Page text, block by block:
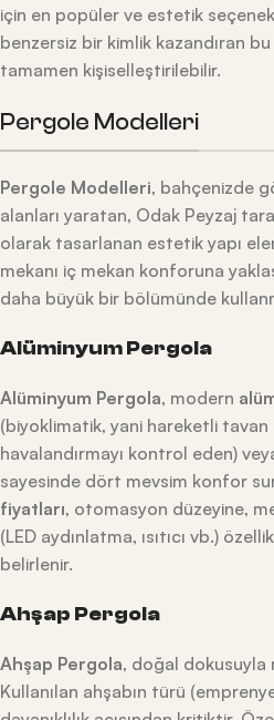
için en popüler ve estetik
benzersiz bir kimlik kazandıran
tamamen kişiselleştirilebilir.
Pergole Modelleri
Pergole Modelleri, bahçenizde
alanları yaratan, Odak Peyzaj
olarak tasarlanan estetik yapı
mekanı iç mekan konforuna
daha büyük bir bölümünde
Alüminyum Pergola
Alüminyum Pergola, modern
(biyoklimatik, yani hareketli
havalandırmayı kontrol eden)
sayesinde dört mevsim konfor
fiyatları, otomasyon düzeyine,
(LED aydınlatma, ısıtıcı vb.)
belirlenir.
Ahşap Pergola
Ahşap Pergola, doğal dokusuyla
Kullanılan ahşabın türü